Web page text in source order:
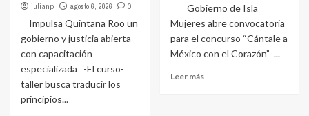
julianp agosto 6, 2026 0
Impulsa Quintana Roo un
gobierno y justicia abierta
con capacitación
especializada -El curso-
taller busca traducir los
principios...
Gobierno de Isla
Mujeres abre convocatoria
para el concurso “Cántale a
México con el Corazón” ...
Leer más